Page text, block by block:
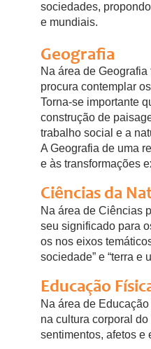
sociedades,
e mundiais.
Geografia
Na área de
procura contemplar
Torna-se importante
construção de
trabalho social e a
A Geografia de uma
e às transformações
Ciências da
Na área de Ciências
seu significado para
os nos eixos
sociedade” e “terra e
Educação
Na área de
na cultura corporal
sentimentos, afetos e